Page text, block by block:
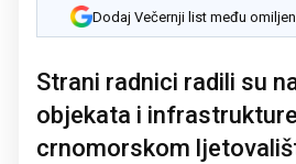
Dodaj Večernji list među
Strani radnici radili su
objekata i
crnomorskom